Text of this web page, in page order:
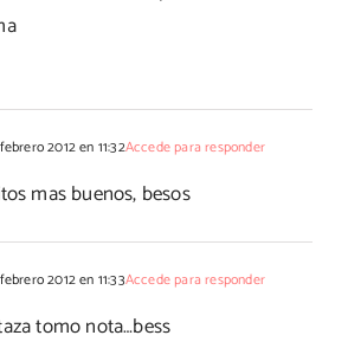
2012 en 11:32Accede para responder
mas buenos, besos
2012 en 11:33Accede para responder
tomo nota…bess